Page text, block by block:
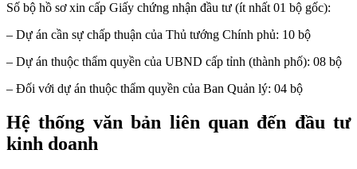
Số bộ hồ sơ xin cấp Giấy chứng nhận đầu tư (ít nhất 01 bộ gốc):
– Dự án cần sự chấp thuận của Thủ tướng Chính phủ: 10 bộ
– Dự án thuộc thẩm quyền của UBND cấp tỉnh (thành phố): 08 bộ
– Đối với dự án thuộc thẩm quyền của Ban Quản lý: 04 bộ
Hệ thống văn bản liên quan đến đầu tư
kinh doanh